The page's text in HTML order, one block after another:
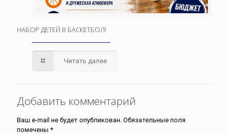
НАБОР ДЕТЕЙ В БАСКЕТБОЛ!
Читать далее
Добавить комментарий
Ваш e-mail не будет опубликован. Обязательные поля
помечены *